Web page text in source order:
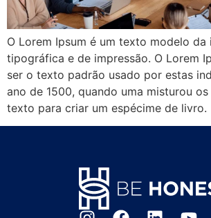
O Lorem Ipsum é um texto modelo da
tipográfica e de impressão. O Lorem
ser o texto padrão usado por estas
ano de 1500, quando uma misturou
texto para criar um espécime de livro.